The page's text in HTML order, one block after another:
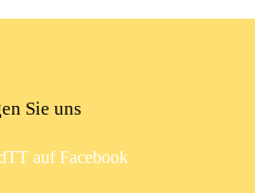
Sie uns